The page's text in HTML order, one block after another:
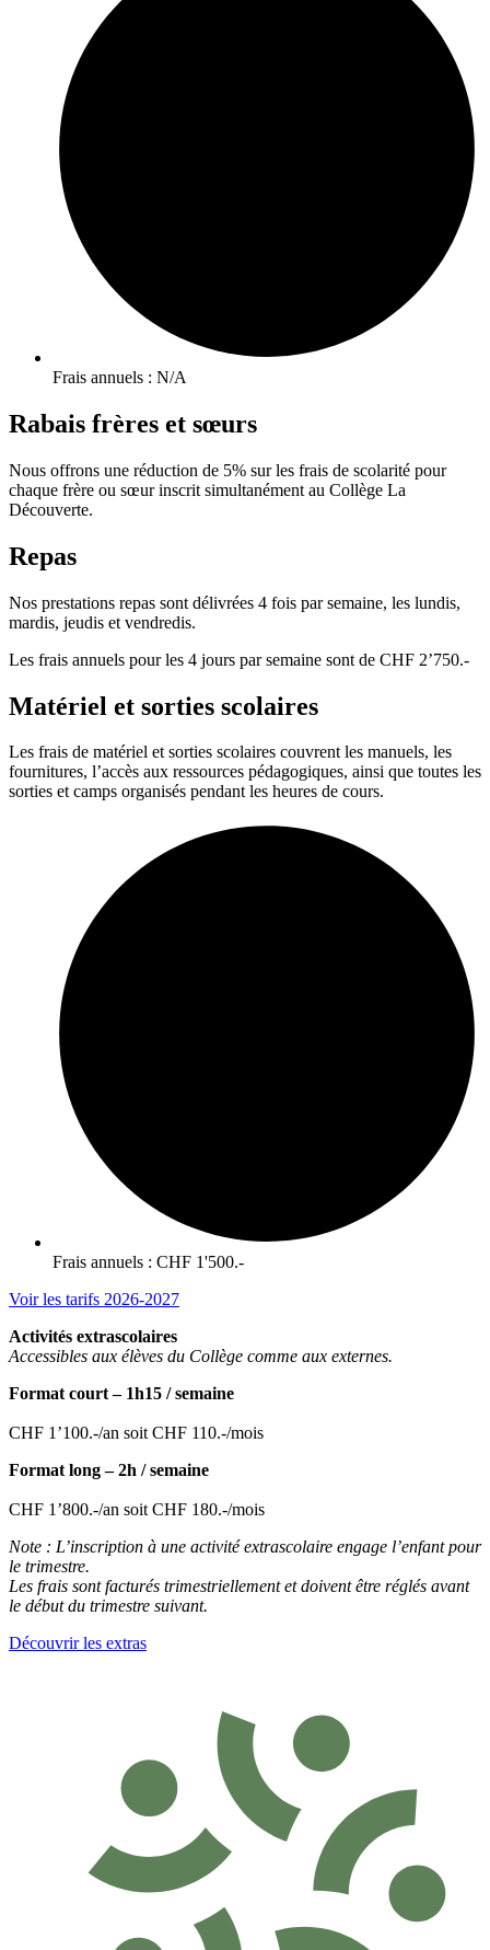
Frais annuels : N/A
Rabais frères et sœurs
Nous offrons une réduction de 5% sur les frais de scolarité pour
chaque frère ou sœur inscrit simultanément au Collège La
Découverte.
Repas
Nos prestations repas sont délivrées 4 fois par semaine, les lundis,
mardis, jeudis et vendredis.
Les frais annuels pour les 4 jours par semaine sont de CHF 2’750.-
Matériel et sorties scolaires
Les frais de matériel et sorties scolaires couvrent les manuels, les
fournitures, l’accès aux ressources pédagogiques, ainsi que toutes les
sorties et camps organisés pendant les heures de cours.
Frais annuels : CHF 1'500.-
Voir les tarifs 2026-2027
Activités extrascolaires
Accessibles aux élèves du Collège comme aux externes.
Format court – 1h15 / semaine
CHF 1’100.-/an soit CHF 110.-/mois
Format long – 2h / semaine
CHF 1’800.-/an soit CHF 180.-/mois
Note : L’inscription à une activité extrascolaire engage l’enfant pour
le trimestre.
Les frais sont facturés trimestriellement et doivent être réglés avant
le début du trimestre suivant.
Découvrir les extras